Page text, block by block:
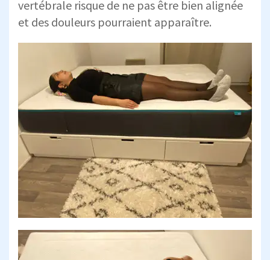
vertébrale risque de ne pas être bien alignée
et des douleurs pourraient apparaître.